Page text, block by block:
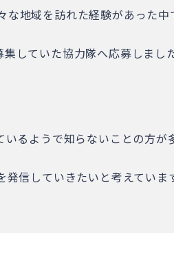
地域を訪れた経験があった中
していた協力隊へ応募しました
るようで知らないことの方が
信していきたいと考えていま